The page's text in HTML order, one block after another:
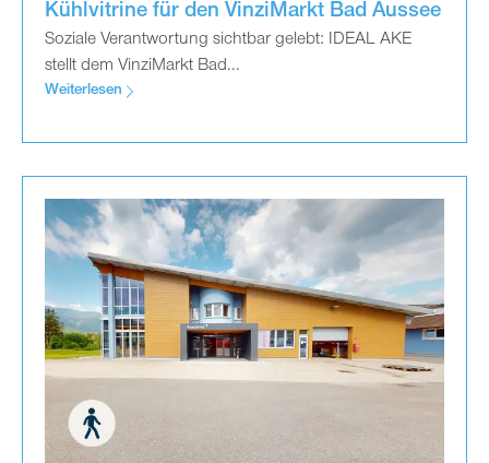
Kühlvitrine für den VinziMarkt Bad Aussee
Soziale Verantwortung sichtbar gelebt: IDEAL AKE
stellt dem VinziMarkt Bad...
Weiterlesen